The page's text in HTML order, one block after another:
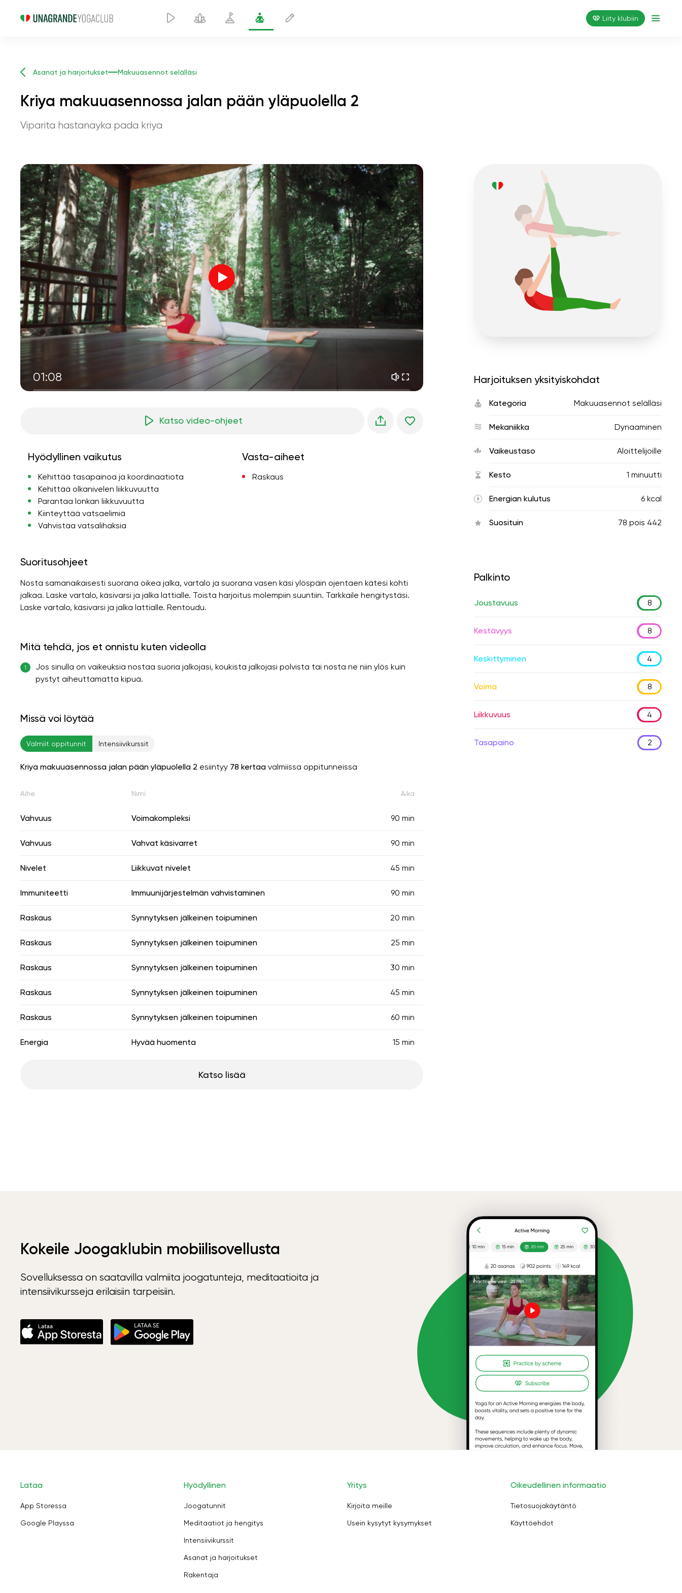
Liity klubiin
Asanat ja harjoitukset Makuuasennot selälläsi
Kriya makuuasennossa jalan pään yläpuolella 2
Viparita hastanayka pada kriya
01:08
Ohjaajan ääni
sielun lento 01:44
sisäinen rauha 01:27
aamun unelmat 01:34
metsän viileys 05:00
kesäsade 02:00
vuoren hiljaisuus 02:00
merituuli 02:00
tuulen ääni
kevätmetsä
Katso video-ohjeet
Hyödyllinen vaikutus
Kehittää tasapainoa ja koordinaatiota
Kehittää olkanivelen liikkuvuutta
Parantaa lonkan liikkuvuutta
Kiinteyttää vatsaelimiä
Vahvistaa vatsalihaksia
Vasta-aiheet
Raskaus
Suoritusohjeet
Nosta samanaikaisesti suorana oikea jalka, vartalo ja suorana vasen käsi ylöspäin ojentaen kätesi kohti
jalkaa. Laske vartalo, käsivarsi ja jalka lattialle. Toista harjoitus molempiin suuntiin. Tarkkaile hengitystäsi.
Laske vartalo, käsivarsi ja jalka lattialle. Rentoudu.
Mitä tehdä, jos et onnistu kuten videolla
1
Jos sinulla on vaikeuksia nostaa suoria jalkojasi, koukista jalkojasi polvista tai nosta ne niin ylös kuin
pystyt aiheuttamatta kipua.
Missä voi löytää
Valmiit oppitunnit Intensiivikurssit
Kriya makuuasennossa jalan pään yläpuolella 2 esiintyy 78 kertaa valmiissa oppitunneissa
Aihe Nimi Aika
Vahvuus Voimakompleksi 90 min
Vahvuus Vahvat käsivarret 90 min
Nivelet Liikkuvat nivelet 45 min
Immuniteetti Immuunijärjestelmän vahvistaminen 90 min
Raskaus Synnytyksen jälkeinen toipuminen 20 min
Raskaus Synnytyksen jälkeinen toipuminen 25 min
Raskaus Synnytyksen jälkeinen toipuminen 30 min
Raskaus Synnytyksen jälkeinen toipuminen 45 min
Raskaus Synnytyksen jälkeinen toipuminen 60 min
Energia Hyvää huomenta 15 min
Katso lisää
Harjoituksen yksityiskohdat
Kategoria Makuuasennot selälläsi
Mekaniikka Dynaaminen
Vaikeustaso Aloittelijoille
Kesto 1 minuutti
Energian kulutus 6 kcal
Suosituin 78 pois 442
Palkinto
Joustavuus 8
Kestävyys 8
Keskittyminen 4
Voima 8
Liikkuvuus 4
Tasapaino 2
Kokeile Joogaklubin mobiilisovellusta
Sovelluksessa on saatavilla valmiita joogatunteja, meditaatioita ja
intensiivikursseja erilaisiin tarpeisiin.
Lataa
App Storessa
Google Playssa
Hyödyllinen
Joogatunnit
Meditaatiot ja hengitys
Intensiivikurssit
Asanat ja harjoitukset
Rakentaja
Yritys
Kirjoita meille
Usein kysytyt kysymykset
Oikeudellinen informaatio
Tietosuojakäytäntö
Käyttöehdot